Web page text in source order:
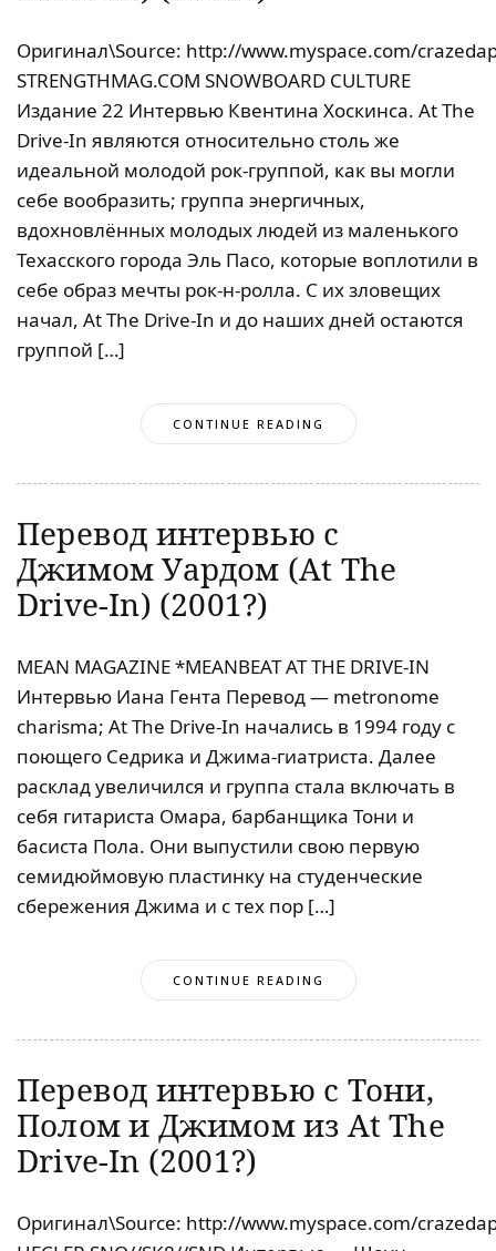
Оригинал\Source: http://www.myspace.com/
STRENGTHMAG.COM SNOWBOARD CULTURE
Издание 22 Интервью Квентина Хоскинса. At The
Drive-In являются относительно столь же
идеальной молодой рок-группой, как вы могли
себе вообразить; группа энергичных,
вдохновлённых молодых людей из маленького
Техасского города Эль Пасо, которые воплотили в
себе образ мечты рок-н-ролла. С их зловещих
начал, At The Drive-In и до наших дней остаются
группой […]
CONTINUE READING
Перевод интервью с
Джимом Уардом (At The
Drive-In) (2001?)
MEAN MAGAZINE *MEANBEAT AT THE DRIVE-IN
Интервью Иана Гента Перевод — metronome
charisma; At The Drive-In начались в 1994 году с
поющего Седрика и Джима-гиатриста. Далее
расклад увеличился и группа стала включать в
себя гитариста Омара, барбанщика Тони и
басиста Пола. Они выпустили свою первую
семидюймовую пластинку на студенческие
сбережения Джима и с тех пор […]
CONTINUE READING
Перевод интервью с Тони,
Полом и Джимом из At The
Drive-In (2001?)
Оригинал\Source: http://www.myspace.com/